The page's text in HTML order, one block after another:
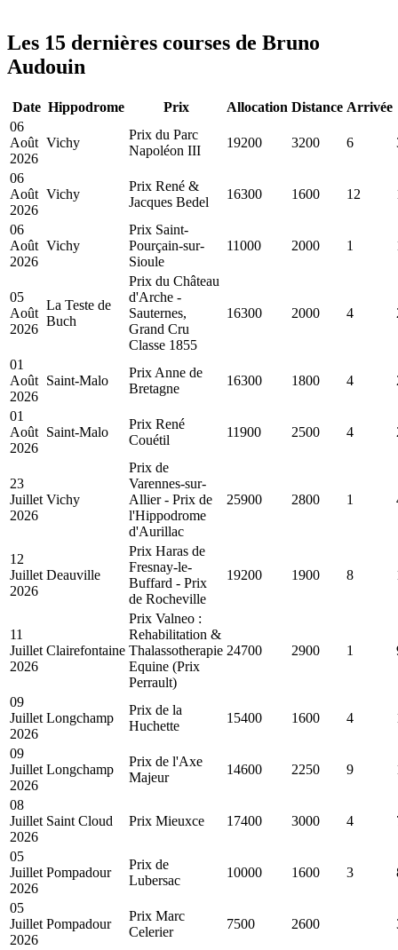
Les 15 dernières courses de Bruno
Audouin
Date Hippodrome Prix Allocation Distance Arrivée
06
Août
2026
Vichy
Prix du Parc
Napoléon III
19200 3200 6
06
Août
2026
Vichy
Prix René &
Jacques Bedel
16300 1600 12
06
Août
2026
Vichy
Prix Saint-
Pourçain-sur-
Sioule
11000 2000 1
05
Août
2026
La Teste de
Buch
Prix du Château
d'Arche -
Sauternes,
Grand Cru
Classe 1855
16300 2000 4
01
Août
2026
Saint-Malo
Prix Anne de
Bretagne
16300 1800 4
01
Août
2026
Saint-Malo
Prix René
Couétil
11900 2500 4
23
Juillet
2026
Vichy
Prix de
Varennes-sur-
Allier - Prix de
l'Hippodrome
d'Aurillac
25900 2800 1
12
Juillet
2026
Deauville
Prix Haras de
Fresnay-le-
Buffard - Prix
de Rocheville
19200 1900 8
11
Juillet
2026
Clairefontaine
Prix Valneo :
Rehabilitation &
Thalassotherapie
Equine (Prix
Perrault)
24700 2900 1
09
Juillet
2026
Longchamp
Prix de la
Huchette
15400 1600 4
09
Juillet
2026
Longchamp
Prix de l'Axe
Majeur
14600 2250 9
08
Juillet
2026
Saint Cloud Prix Mieuxce 17400 3000 4
05
Juillet
2026
Pompadour
Prix de
Lubersac
10000 1600 3
05
Juillet
2026
Pompadour
Prix Marc
Celerier
7500 2600